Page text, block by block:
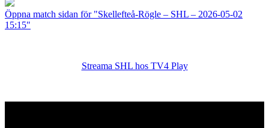
Öppna match sidan för "Skellefteå-Rögle – SHL – 2026-05-02
15:15"
Streama SHL hos TV4 Play